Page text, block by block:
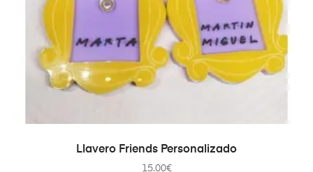
AÑADIR AL CARRITO
Llavero Friends Personalizado
15.00€